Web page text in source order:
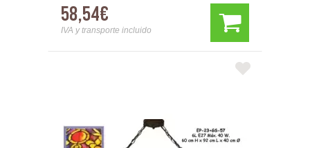
58,54€
IVA y transporte incluido